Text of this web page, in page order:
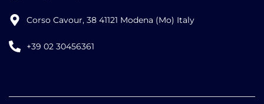
Corso Cavour, 38 41121 Modena (Mo) Italy
+39 02 30456361